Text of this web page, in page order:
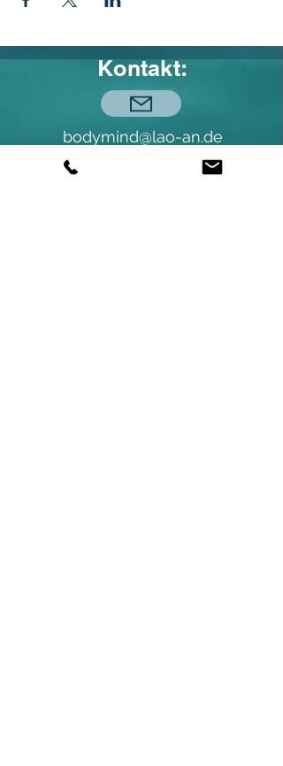
Kontakt:
bodymind@lao-an.de
© Andreas Brandl (2026)